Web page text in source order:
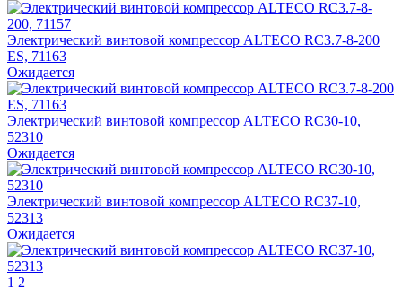
Электрический винтовой компрессор ALTECO RC3.7-8-200
ES, 71163
Ожидается
Электрический винтовой компрессор ALTECO RC30-10,
52310
Ожидается
Электрический винтовой компрессор ALTECO RC37-10,
52313
Ожидается
1 2